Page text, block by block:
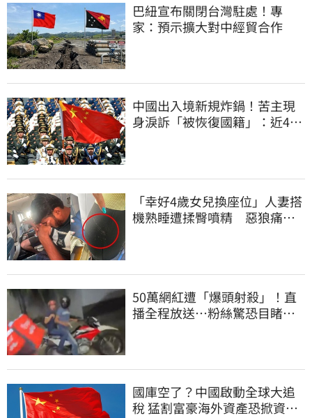
巴紐宣布關閉台灣駐處！專
家：預示擴大對中經貿合作
中國出入境新規炸鍋！苦主現
身淚訴「被恢復國籍」：近4億
「幸好4歲女兒換座位」人妻搭
機熟睡遭揉臀噴精 惡狼痛哭
50萬網紅遭「爆頭射殺」！直
播全程放送…粉絲驚恐目睹慘
國庫空了？中國啟動全球大追
稅 猛割富豪海外資產恐掀資金